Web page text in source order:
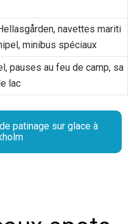
navettes mariti
minibus spéciaux
pauses au feu de camp, sa
lac
patinage sur glace à